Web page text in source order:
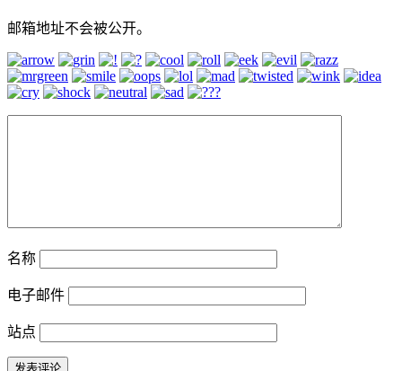
邮箱地址不会被公开。
名称
电子邮件
站点